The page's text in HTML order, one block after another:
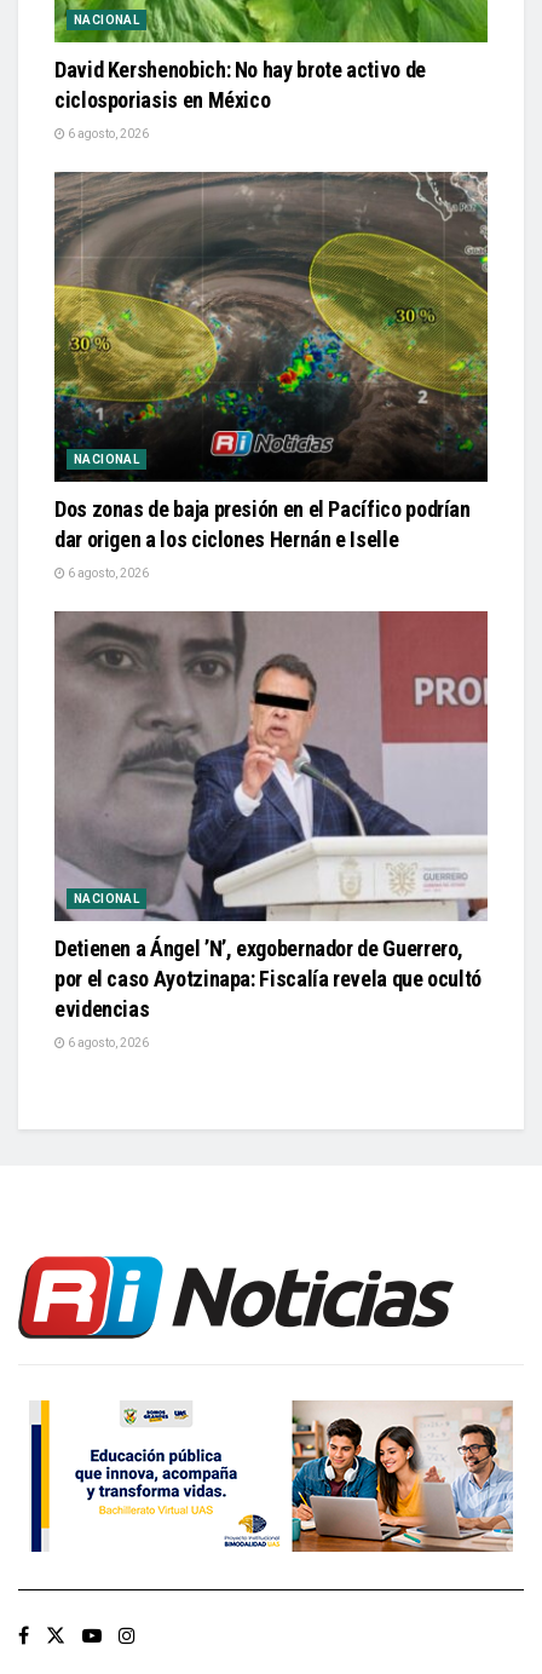
NACIONAL
David Kershenobich: No hay brote activo de
ciclosporiasis en México
6 agosto, 2026
NACIONAL
Dos zonas de baja presión en el Pacífico podrían
dar origen a los ciclones Hernán e Iselle
6 agosto, 2026
NACIONAL
Detienen a Ángel ’N’, exgobernador de Guerrero,
por el caso Ayotzinapa: Fiscalía revela que ocultó
evidencias
6 agosto, 2026